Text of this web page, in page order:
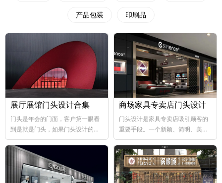
产品包装 印刷品
展厅展馆门头设计合集
门头是年会的门面，客户第一眼看
到是就是门头，如果门头设计的比
较好，那年会也向...
商场家具专卖店门头设计
门头设计是家具专卖店吸引顾客的
重要手段。一个新颖、简明、美观
大方的门...